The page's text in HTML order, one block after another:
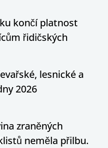
končí platnost
řidičských
lesnické a
2026
zraněných
neměla přilbu.